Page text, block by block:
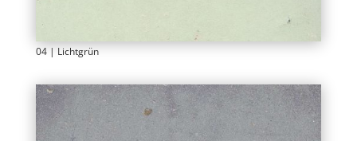
04 | Lichtgrün